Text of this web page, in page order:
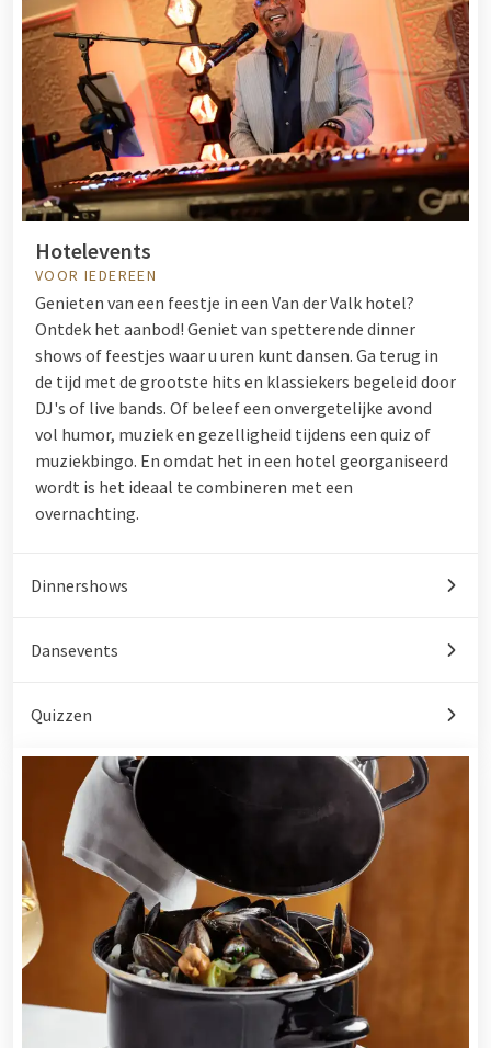
Hotelevents
VOOR IEDEREEN
Genieten van een feestje in een Van der Valk hotel?
Ontdek het aanbod! Geniet van spetterende dinner
shows of feestjes waar u uren kunt dansen. Ga terug in
de tijd met de grootste hits en klassiekers begeleid door
DJ's of live bands. Of beleef een onvergetelijke avond
vol humor, muziek en gezelligheid tijdens een quiz of
muziekbingo. En omdat het in een hotel georganiseerd
wordt is het ideaal te combineren met een
overnachting.
Dinnershows
Dansevents
Quizzen